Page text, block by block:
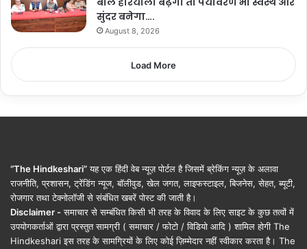
सुंदर बनेगा….
August 8, 2026
Load More
“The Hindkeshari”यह एक हिंदी वेब न्यूज़ पोर्टल है जिसमें ब्रेकिंग न्यूज़ के अलावा
राजनीति, प्रशासन, ट्रेंडिंग न्यूज, बॉलीवुड, खेल जगत, लाइफस्टाइल, बिजनेस, सेहत, ब्यूटी,
रोजगार तथा टेक्नोलॉजी से संबंधित खबरें पोस्ट की जाती है।
Disclaimer - समाचार से सम्बंधित किसी भी तरह के विवाद के लिए साइट के कुछ तत्वों में
उपयोगकर्ताओं द्वारा प्रस्तुत सामग्री ( समाचार / फोटो / विडियो आदि ) शामिल होगी The
Hindkeshari इस तरह के सामग्रियों के लिए कोई ज़िम्मेदार नहीं स्वीकार करता है। The